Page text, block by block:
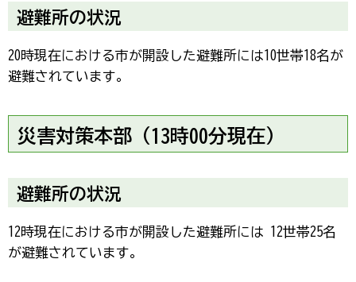
避難所の状況
20時現在における市が開設した避難所には10世帯18名が
避難されています。
災害対策本部（13時00分現在）
避難所の状況
12時現在における市が開設した避難所には 12世帯25名
が避難されています。